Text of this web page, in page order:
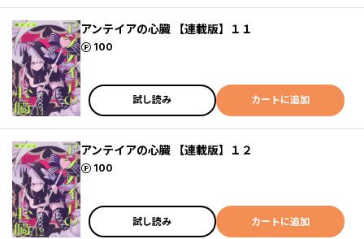
アンテイアの心臓 【連載版】１１
100
ポイント
試し読み カートに追加
アンテイアの心臓 【連載版】１２
100
ポイント
試し読み カートに追加